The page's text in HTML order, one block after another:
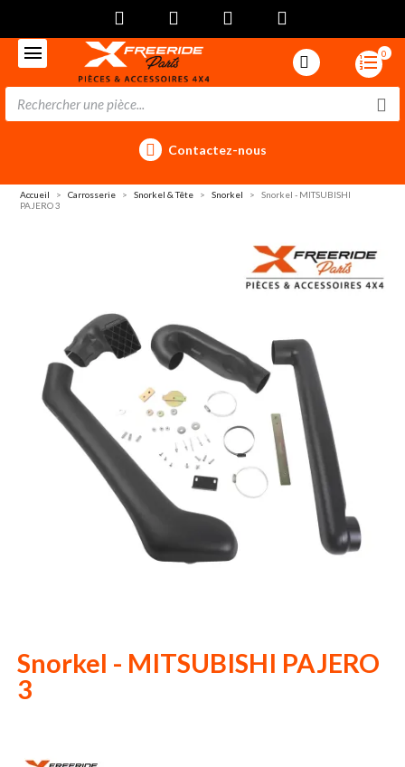
0
Contactez-nous
Accueil Carrosserie Snorkel & Tête Snorkel
Snorkel - MITSUBISHI
PAJERO 3
Snorkel - MITSUBISHI PAJERO
3